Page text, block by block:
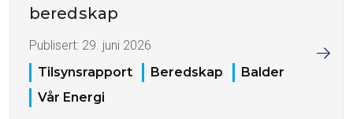
beredskap
Publisert: 29. juni 2026
Tilsynsrapport
Beredskap
Balder
Vår Energi